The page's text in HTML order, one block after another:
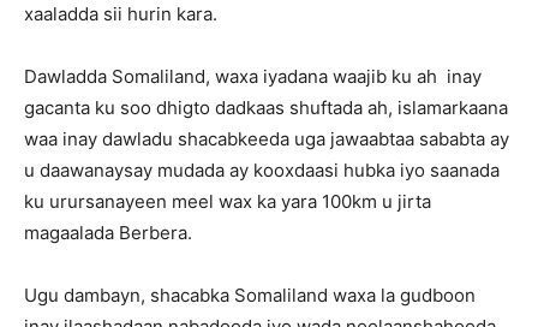
xaaladda sii hurin kara.
Dawladda Somaliland, waxa iyadana waajib ku ah inay
gacanta ku soo dhigto dadkaas shuftada ah, islamarkaana
waa inay dawladu shacabkeeda uga jawaabtaa sababta ay
u daawanaysay mudada ay kooxdaasi hubka iyo saanada
ku urursanayeen meel wax ka yara 100km u jirta
magaalada Berbera.
Ugu dambayn, shacabka Somaliland waxa la gudboon